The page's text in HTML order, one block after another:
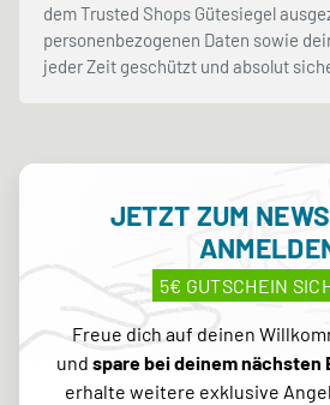
dem Trusted Shops Gütesiegel
personenbezogenen Daten sowie
jeder Zeit geschützt und absolut
JETZT ZUM
5€ GUTSCHEIN
Freue dich auf deinen
und spare bei deinem nächsten
erhalte weitere exklusive